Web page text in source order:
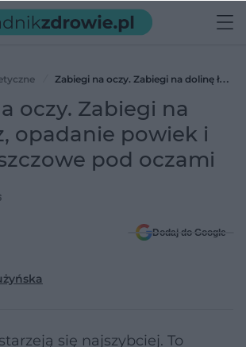
Zabiegi na oczy. Zabiegi na dolinę łez,
tłuszczowe pod oczami
oczy. Zabiegi na
opadanie powiek i
pod oczami
Dodaj do Google
się najszybciej. To